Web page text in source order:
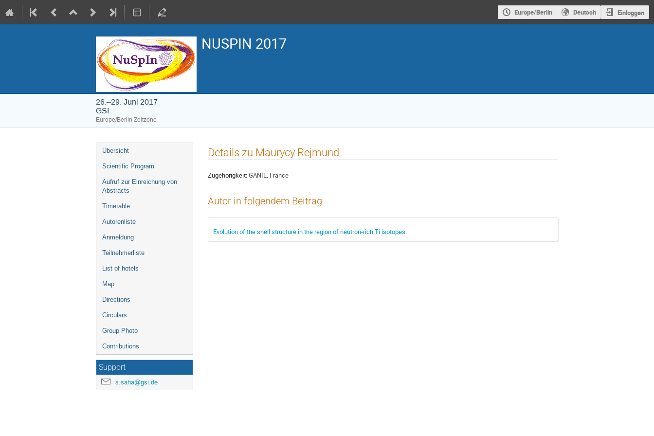
Europe/Berlin Deutsch Einloggen
NUSPIN 2017
26.–29. Juni 2017
GSI
Europe/Berlin Zeitzone
Veranstaltungsmenü
Übersicht
Scientific Program
Aufruf zur Einreichung von
Abstracts
Timetable
Autorenliste
Anmeldung
Teilnehmerliste
List of hotels
Map
Directions
Circulars
Group Photo
Contributions
Support
s.saha@gsi.de
Details zu Maurycy Rejmund
Zugehörigkeit:GANIL, France
Autor in folgendem Beitrag
Evolution of the shell structure in the region of neutron-rich Ti isotopes